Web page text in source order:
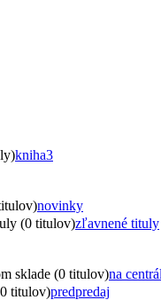
kniha3
novinky
(0 titulov)zľavnené tituly
sklade (0 titulov)na
titulov)predpredaj